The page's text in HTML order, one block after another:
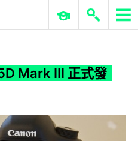
5D Mark III 正式發佈！
ERP 與商業 AI
Mark III 正式發